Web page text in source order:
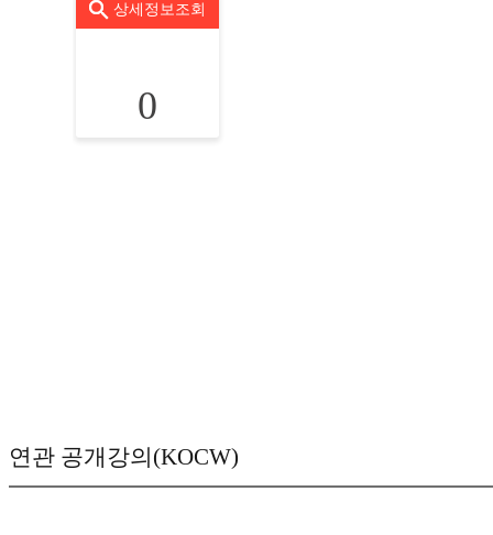
상세정보조회
0
연관 공개강의(KOCW)